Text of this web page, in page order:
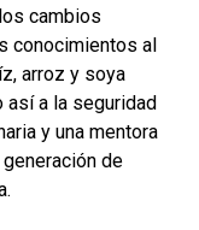
cambios
conocimientos al
arroz y soya
así a la seguridad
y una mentora
de